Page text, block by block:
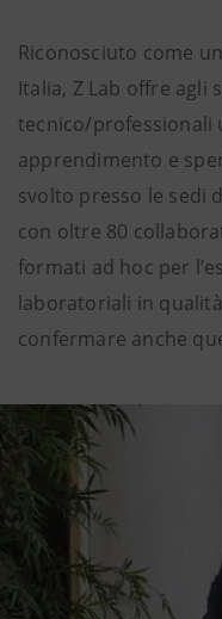
Riconosciuto come
Italia, Z Lab offre
tecnico/professionali
apprendimento e
svolto presso le sedi
con oltre 80
formati ad hoc per
laboratoriali in
confermare anche